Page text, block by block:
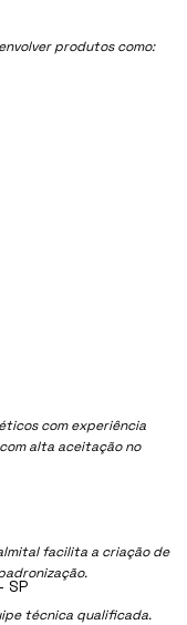
produtos como:
com experiência
alta aceitação no
facilita a criação de
técnica qualificada.
SP